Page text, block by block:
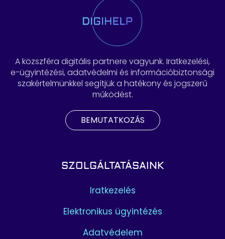
A közszféra digitális partnere vagyunk. Iratkezelési,
e-ügyintézési, adatvédelmi és információbiztonsági
szakértelmünkkel segítjük a hatékony és jogszerű
működést.
BEMUTATKOZÁS
SZOLGÁLTATÁSAINK
Iratkezelés
Elektronikus ügyintézés
Adatvédelem